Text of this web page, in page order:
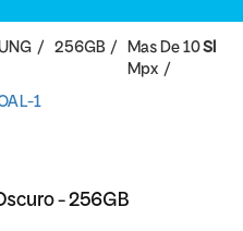
256GB
Mas De 10
Mpx
SI
- 256GB